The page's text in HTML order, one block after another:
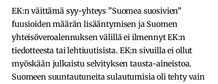
EK:n väittämä syy-yhteys ”Suomea suosivien”
fuusioiden määrän lisääntymisen ja Suomen
yhteisöveroalennuksen välillä ei ilmennyt EK:n
tiedotteesta tai lehtiuutisista. EK:n sivuilla ei ollut
myöskään julkaistu selvityksen tausta-aineistoa.
Suomeen suuntautuneita sulautumisia oli tehty vain